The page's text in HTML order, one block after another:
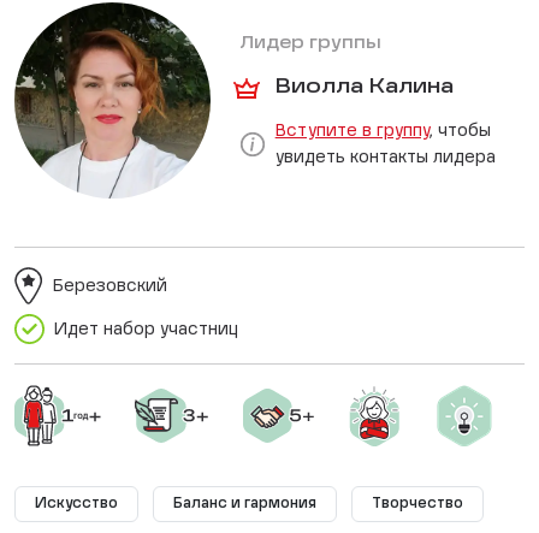
Лидер группы
Виолла Калина
Вступите в группу, чтобы
увидеть контакты лидера
Идет набор участниц
Березовский
Искусство Баланс и гармония Творчество